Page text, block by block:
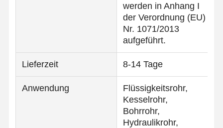
mit einer Breite von nicht mehr als 15 mm
werden in Anhang I
der Verordnung (EU)
Nr. 1071/2013
aufgeführt.
Lieferzeit 8-14 Tage
Anwendung
Flüssigkeitsrohr,
Kesselrohr,
Bohrrohr,
Hydraulikrohr,